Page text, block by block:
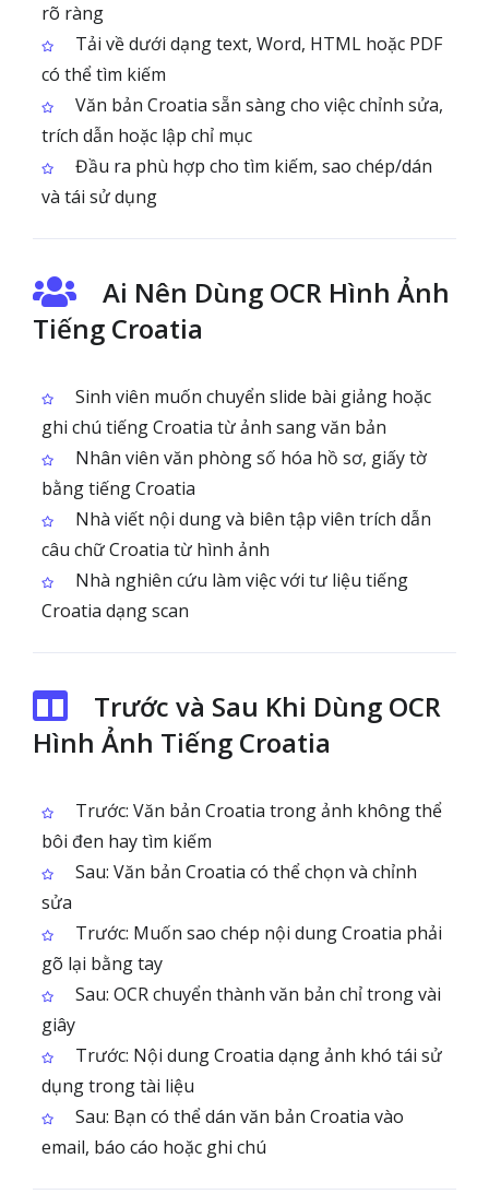
rõ ràng
Tải về dưới dạng text, Word, HTML hoặc PDF
có thể tìm kiếm
Văn bản Croatia sẵn sàng cho việc chỉnh sửa,
trích dẫn hoặc lập chỉ mục
Đầu ra phù hợp cho tìm kiếm, sao chép/dán
và tái sử dụng
Ai Nên Dùng OCR Hình Ảnh
Tiếng Croatia
Sinh viên muốn chuyển slide bài giảng hoặc
ghi chú tiếng Croatia từ ảnh sang văn bản
Nhân viên văn phòng số hóa hồ sơ, giấy tờ
bằng tiếng Croatia
Nhà viết nội dung và biên tập viên trích dẫn
câu chữ Croatia từ hình ảnh
Nhà nghiên cứu làm việc với tư liệu tiếng
Croatia dạng scan
Trước và Sau Khi Dùng OCR
Hình Ảnh Tiếng Croatia
Trước: Văn bản Croatia trong ảnh không thể
bôi đen hay tìm kiếm
Sau: Văn bản Croatia có thể chọn và chỉnh
sửa
Trước: Muốn sao chép nội dung Croatia phải
gõ lại bằng tay
Sau: OCR chuyển thành văn bản chỉ trong vài
giây
Trước: Nội dung Croatia dạng ảnh khó tái sử
dụng trong tài liệu
Sau: Bạn có thể dán văn bản Croatia vào
email, báo cáo hoặc ghi chú